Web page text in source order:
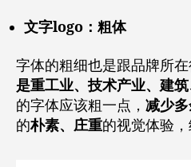
文字logo：粗体
字体的粗细也是跟品牌所
是重工业、技术产业、建
的字体应该粗一点， 减少
的朴素、庄重的视觉体验，